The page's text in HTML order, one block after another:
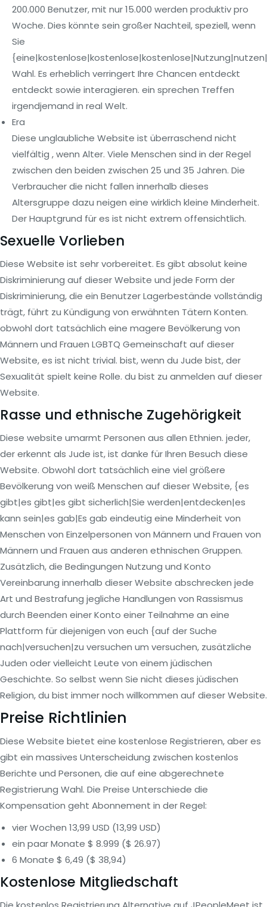
200.000 Benutzer, mit nur 15.000 werden produktiv pro
Woche. Dies könnte sein großer Nachteil, speziell, wenn
Sie
Wahl. Es erheblich verringert Ihre Chancen entdeckt
entdeckt sowie interagieren. ein sprechen Treffen
irgendjemand in real Welt.
Era
Diese unglaubliche Website ist überraschend nicht
vielfältig , wenn Alter. Viele Menschen sind in der Regel
zwischen den beiden zwischen 25 und 35 Jahren. Die
Verbraucher die nicht fallen innerhalb dieses
Altersgruppe dazu neigen eine wirklich kleine Minderheit.
Der Hauptgrund für es ist nicht extrem offensichtlich.
Sexuelle Vorlieben
Diese Website ist sehr vorbereitet. Es gibt absolut keine
Diskriminierung auf dieser Website und jede Form der
Diskriminierung, die ein Benutzer Lagerbestände vollständig
trägt, führt zu Kündigung von erwähnten Tätern Konten.
obwohl dort tatsächlich eine magere Bevölkerung von
Männern und Frauen LGBTQ Gemeinschaft auf dieser
Website, es ist nicht trivial. bist, wenn du Jude bist, der
Sexualität spielt keine Rolle. du bist zu anmelden auf dieser
Website.
Rasse und ethnische Zugehörigkeit
Diese website umarmt Personen aus allen Ethnien. jeder,
der erkennt als Jude ist, ist danke für Ihren Besuch diese
Website. Obwohl dort tatsächlich eine viel größere
Bevölkerung von weiß Menschen auf dieser Website, {es
gibt|es gibt|es gibt sicherlich|Sie werden|entdecken|es
kann sein|es gab|Es gab eindeutig eine Minderheit von
Menschen von Einzelpersonen von Männern und Frauen von
Männern und Frauen aus anderen ethnischen Gruppen.
Zusätzlich, die Bedingungen Nutzung und Konto
Vereinbarung innerhalb dieser Website abschrecken jede
Art und Bestrafung jegliche Handlungen von Rassismus
durch Beenden einer Konto einer Teilnahme an eine
Plattform für diejenigen von euch {auf der Suche
nach|versuchen|zu versuchen um versuchen, zusätzliche
Juden oder vielleicht Leute von einem jüdischen
Geschichte. So selbst wenn Sie nicht dieses jüdischen
Religion, du bist immer noch willkommen auf dieser Website.
Preise Richtlinien
Diese Website bietet eine kostenlose Registrieren, aber es
gibt ein massives Unterscheidung zwischen kostenlos
Berichte und Personen, die auf eine abgerechnete
Registrierung Wahl. Die Preise Unterschiede die
Kompensation geht Abonnement in der Regel:
vier Wochen 13,99 USD (13,99 USD)
ein paar Monate $ 8.999 ($ ​​26.97)
6 Monate $ 6,49 ($ 38,94)
Kostenlose Mitgliedschaft